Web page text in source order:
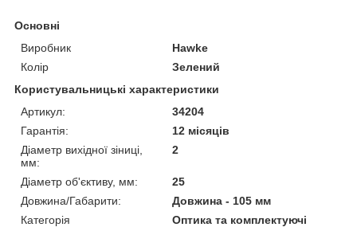
Основні
Виробник
Hawke
Колір
Зелений
Користувальницькі характеристики
Артикул:
34204
Гарантія:
12 місяців
Діаметр вихідної зіниці,
мм:
2
Діаметр об'єктиву, мм:
25
Довжина/Габарити:
Довжина - 105 мм
Категорія
Оптика та комплектуючі